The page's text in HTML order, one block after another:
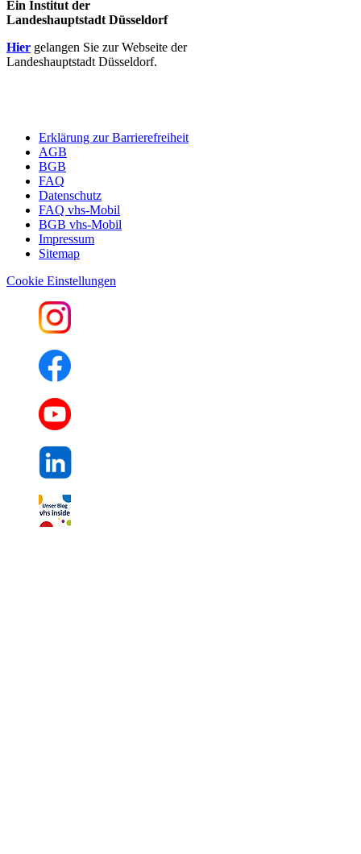
Ein Institut der
Landeshauptstadt Düsseldorf
Hier gelangen Sie zur Webseite der
Landeshauptstadt Düsseldorf.
Erklärung zur Barrierefreiheit
AGB
BGB
FAQ
Datenschutz
FAQ vhs-Mobil
BGB vhs-Mobil
Impressum
Sitemap
Cookie Einstellungen